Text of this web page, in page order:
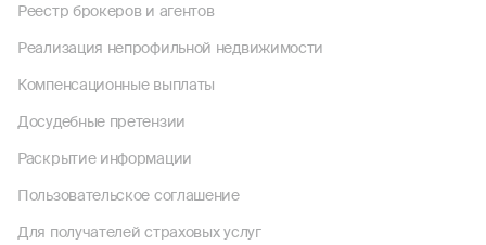
Реестр брокеров и агентов
Реализация непрофильной недвижимости
Компенсационные выплаты
Досудебные претензии
Раскрытие информации
Пользовательское соглашение
Для получателей страховых услуг